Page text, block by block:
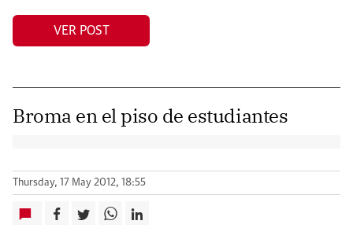
VER POST
Broma en el piso de estudiantes
Thursday, 17 May 2012, 18:55